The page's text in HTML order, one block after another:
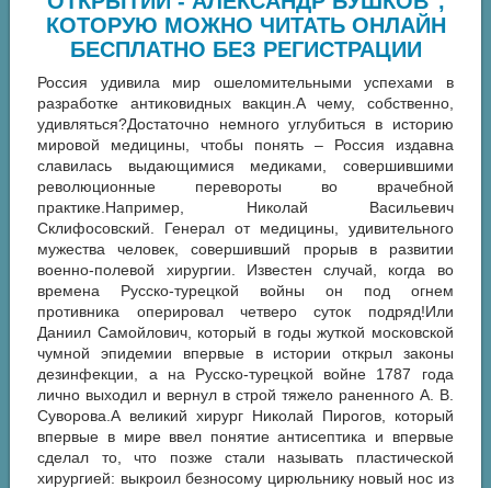
КОТОРУЮ МОЖНО ЧИТАТЬ ОНЛАЙН
БЕСПЛАТНО БЕЗ РЕГИСТРАЦИИ
Россия удивила мир ошеломительными успехами в
разработке антиковидных вакцин.А чему, собственно,
удивляться?Достаточно немного углубиться в историю
мировой медицины, чтобы понять – Россия издавна
славилась выдающимися медиками, совершившими
революционные перевороты во врачебной
практике.Например, Николай Васильевич
Склифосовский. Генерал от медицины, удивительного
мужества человек, совершивший прорыв в развитии
военно-полевой хирургии. Известен случай, когда во
времена Русско-турецкой войны он под огнем
противника оперировал четверо суток подряд!Или
Даниил Самойлович, который в годы жуткой московской
чумной эпидемии впервые в истории открыл законы
дезинфекции, а на Русско-турецкой войне 1787 года
лично выходил и вернул в строй тяжело раненного А. В.
Суворова.А великий хирург Николай Пирогов, который
впервые в мире ввел понятие антисептика и впервые
сделал то, что позже стали называть пластической
хирургией: выкроил безносому цирюльнику новый нос из